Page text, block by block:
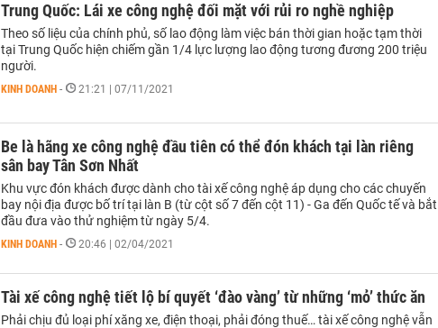
Trung Quốc: Lái xe công nghệ đối mặt với rủi ro nghề nghiệp
Theo số liệu của chính phủ, số lao động làm việc bán thời gian hoặc tạm thời
tại Trung Quốc hiện chiếm gần 1/4 lực lượng lao động tương đương 200 triệu
người.
KINH DOANH - 21:21 | 07/11/2021
Be là hãng xe công nghệ đầu tiên có thể đón khách tại làn riêng
sân bay Tân Sơn Nhất
Khu vực đón khách được dành cho tài xế công nghệ áp dụng cho các chuyến
bay nội địa được bố trí tại làn B (từ cột số 7 đến cột 11) - Ga đến Quốc tế và bắt
đầu đưa vào thử nghiệm từ ngày 5/4.
KINH DOANH - 20:46 | 02/04/2021
Tài xế công nghệ tiết lộ bí quyết ‘đào vàng’ từ những ‘mỏ’ thức ăn
Phải chịu đủ loại phí xăng xe, điện thoại, phải đóng thuế… tài xế công nghệ vẫn